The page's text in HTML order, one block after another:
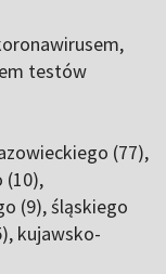
testów
(77),
(10),
(9), śląskiego
kujawsko-